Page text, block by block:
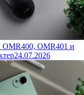
OMR401 и
24.07.2026